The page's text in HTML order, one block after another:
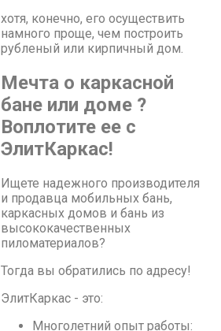
хотя, конечно, его осуществить
намного проще, чем построить
рубленый или кирпичный дом.
Мечта о каркасной
бане или доме ?
Воплотите ее с
ЭлитКаркас!
Ищете надежного производителя
и продавца мобильных бань,
каркасных домов и бань из
высококачественных
пиломатериалов?
Тогда вы обратились по адресу!
ЭлитКаркас - это:
Многолетний опыт работы: